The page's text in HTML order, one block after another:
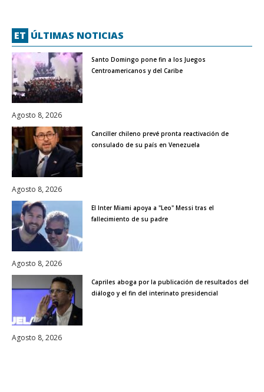
ET ÚLTIMAS NOTICIAS
Santo Domingo pone fin a los Juegos
Centroamericanos y del Caribe
Agosto 8, 2026
Canciller chileno prevé pronta reactivación de
consulado de su país en Venezuela
Agosto 8, 2026
El Inter Miami apoya a "Leo" Messi tras el
fallecimiento de su padre
Agosto 8, 2026
Capriles aboga por la publicación de resultados del
diálogo y el fin del interinato presidencial
Agosto 8, 2026